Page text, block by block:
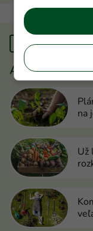
ANKETA
Aký je váš
na
Už